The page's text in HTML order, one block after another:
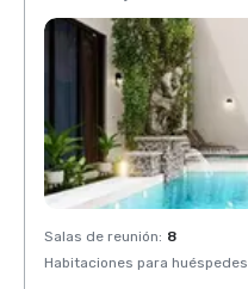
Salas de reunión: 8
Habitaciones para huéspedes